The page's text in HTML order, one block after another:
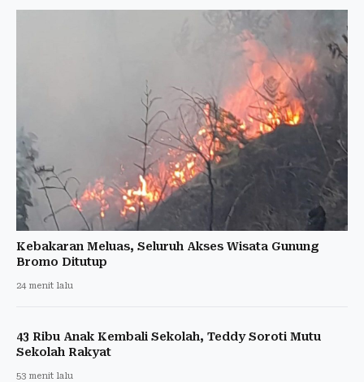
Kebakaran Meluas, Seluruh Akses Wisata Gunung
Bromo Ditutup
24 menit lalu
43 Ribu Anak Kembali Sekolah, Teddy Soroti Mutu
Sekolah Rakyat
53 menit lalu